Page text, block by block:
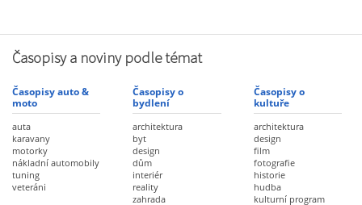
Časopisy a noviny podle témat
Časopisy auto &
moto
auta
karavany
motorky
nákladní automobily
tuning
veteráni
Časopisy o
bydlení
architektura
byt
design
dům
interiér
reality
zahrada
Časopisy o
kultuře
architektura
design
film
fotografie
historie
hudba
kulturní program